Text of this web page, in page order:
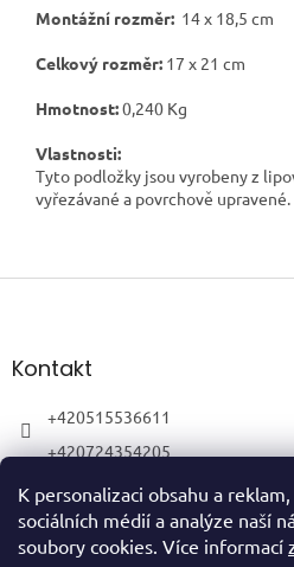
K personalizaci obsahu a
sociálních médií a analýze naší
soubory cookies. Více informací
Montážní rozměr: 14 x 18,5 cm
Celkový rozměr: 17 x 21 cm
Hmotnost:0,240 Kg
Vlastnosti:
Tyto podložky jsou vyrobeny z
vyřezávané a povrchově upravené.
Z
aKontakt
+420515536611
+420724354205